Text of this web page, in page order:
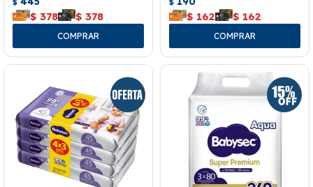
$
$ 378 $ 378
$
$ 162 $ 162